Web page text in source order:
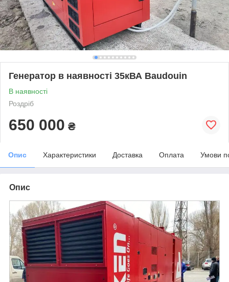
Генератор в наявності 35кВА Baudouin
В наявності
Роздріб
650 000 ₴
Опис Характеристики Доставка Оплата Умови
Опис